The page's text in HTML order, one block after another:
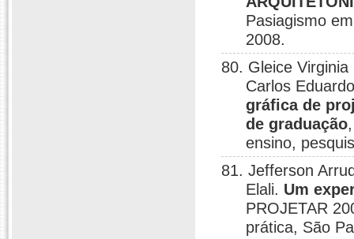
Pasiagismo
2008.
80. Gleice
Carlos
gráfica de
de graduação
ensino,
81. Jefferson
Elali. Um
PROJETAR
prática, São